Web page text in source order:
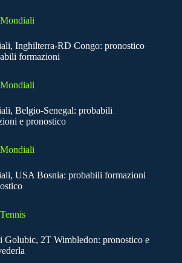
Mondiali
Inghilterra-RD Congo: pronostico
formazioni
Mondiali
Belgio-Senegal: probabili
e pronostico
Mondiali
USA Bosnia: probabili formazioni
Tennis
Golubic, 2T Wimbledon: pronostico e